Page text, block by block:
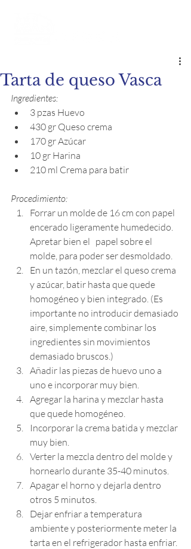
Tarta de queso Vasca
Ingredientes:
3 pzas Huevo
430 gr Queso crema
170 gr Azúcar
10 gr Harina
210 ml Crema para batir
Procedimiento:
Forrar un molde de 16 cm con papel
encerado ligeramente humedecido.
Apretar bien el   papel sobre el
molde, para poder ser desmoldado.
En un tazón, mezclar el queso crema
y azúcar, batir hasta que quede
homogéneo y bien integrado. (Es
importante no introducir demasiado
aire, simplemente combinar los
ingredientes sin movimientos
demasiado bruscos.)
Añadir las piezas de huevo uno a
uno e incorporar muy bien.
Agregar la harina y mezclar hasta
que quede homogéneo.
Incorporar la crema batida y mezclar
muy bien.
Verter la mezcla dentro del molde y
hornearlo durante 35-40 minutos.
Apagar el horno y dejarla dentro
otros 5 minutos.
Dejar enfriar a temperatura
ambiente y posteriormente meter la
tarta en el refrigerador hasta enfriar.